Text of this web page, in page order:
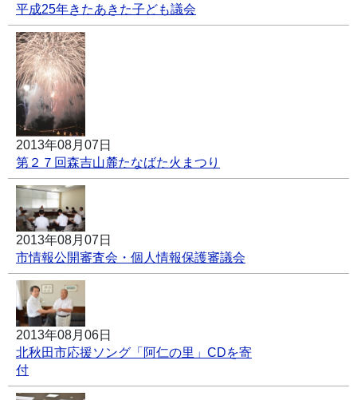
平成25年きたあきた子ども議会
2013年08月07日
第２７回森吉山麓たなばた火まつり
2013年08月07日
市情報公開審査会・個人情報保護審議会
2013年08月06日
北秋田市応援ソング「阿仁の里」CDを寄
付